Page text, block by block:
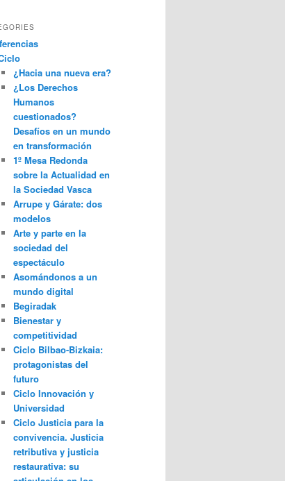
¿Hacia una nueva era?
¿Los Derechos
Humanos
cuestionados?
Desafíos en un mundo
en transformación
1º Mesa Redonda
sobre la Actualidad en
la Sociedad Vasca
Arrupe y Gárate: dos
modelos
Arte y parte en la
sociedad del
espectáculo
Asomándonos a un
mundo digital
Begiradak
Bienestar y
competitividad
Ciclo Bilbao-Bizkaia:
protagonistas del
futuro
Ciclo Innovación y
Universidad
Ciclo Justicia para la
convivencia. Justicia
retributiva y justicia
restaurativa: su